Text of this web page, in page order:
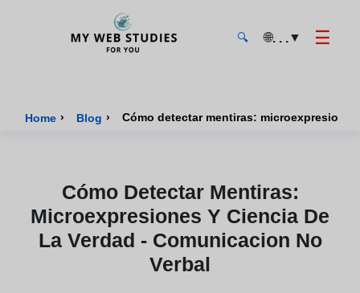
🔍 🌐. . .▼ ☰
Home › Blog › Cómo detectar mentiras:
Cómo Detectar Mentiras:
Microexpresiones Y Ciencia De
La Verdad - Comunicacion No
Verbal